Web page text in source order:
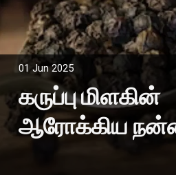
01 Jun 2025
கருப்பு மிளகின்
ஆரோக்கிய